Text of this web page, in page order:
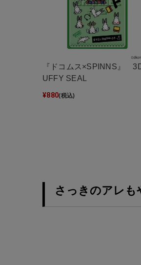
『ドコムス×SPINNS』
UFFY SEAL
¥880(税込)
さっきのアレも